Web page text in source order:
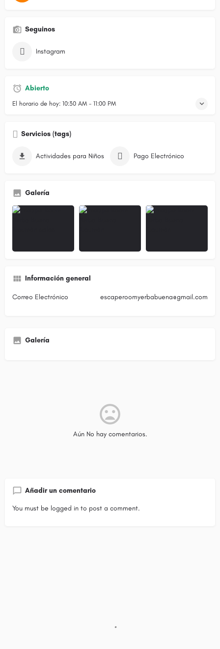
Seguinos
Instagram
Abierto
El horario de hoy: 10:30 AM - 11:00 PM
Servicios (tags)
Actividades para Niños Pago Electrónico
Galería
Información general
Correo Electrónico escaperoomyerbabuena@gmail.com
Galería
Aún No hay comentarios.
Añadir un comentario
You must be logged in to post a comment.